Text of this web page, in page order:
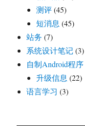
测评(45)
短消息 (45)
站务 (7)
系统设计笔记(3)
自制Android程序
升级信息 (22)
语言学习 (3)